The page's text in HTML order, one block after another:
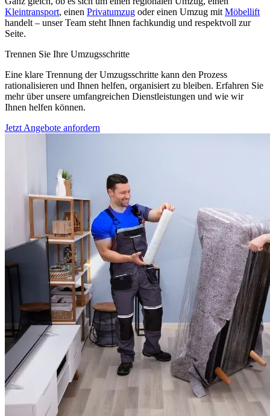
Kleintransport, einen Privatumzug oder einen Umzug mit Möbellift
handelt – unser Team steht Ihnen fachkundig und respektvoll zur
Seite.
Trennen Sie Ihre Umzugsschritte
Eine klare Trennung der Umzugsschritte kann den Prozess
rationalisieren und Ihnen helfen, organisiert zu bleiben. Erfahren Sie
mehr über unsere umfangreichen Dienstleistungen und wie wir
Ihnen helfen können.
Jetzt Angebote anfordern